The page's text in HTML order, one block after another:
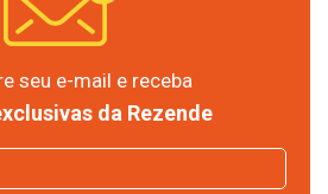
seu e-mail e receba
da Rezende